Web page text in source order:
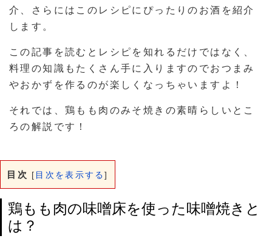
介、さらにはこのレシピにぴったりのお酒を紹介
します。
この記事を読むとレシピを知れるだけではなく、
料理の知識もたくさん手に入りますのでおつまみ
やおかずを作るのが楽しくなっちゃいますよ！
それでは、鶏もも肉のみそ焼きの素晴らしいとこ
ろの解説です！
目次 [ 目次を表示する]
鶏もも肉の味噌床を使った味噌焼きと
は？